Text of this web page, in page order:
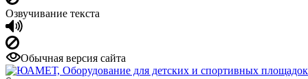
Озвучивание текста
Обычная версия сайта